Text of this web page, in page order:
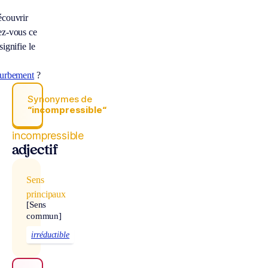
vous ce
le
?
Synonymes de
“incompressible“
incompressible
adjectif
Sens
principaux
[Sens
commun]
irréductible